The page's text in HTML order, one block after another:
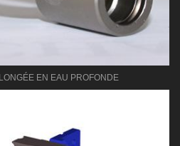
EN EAU PROFONDE